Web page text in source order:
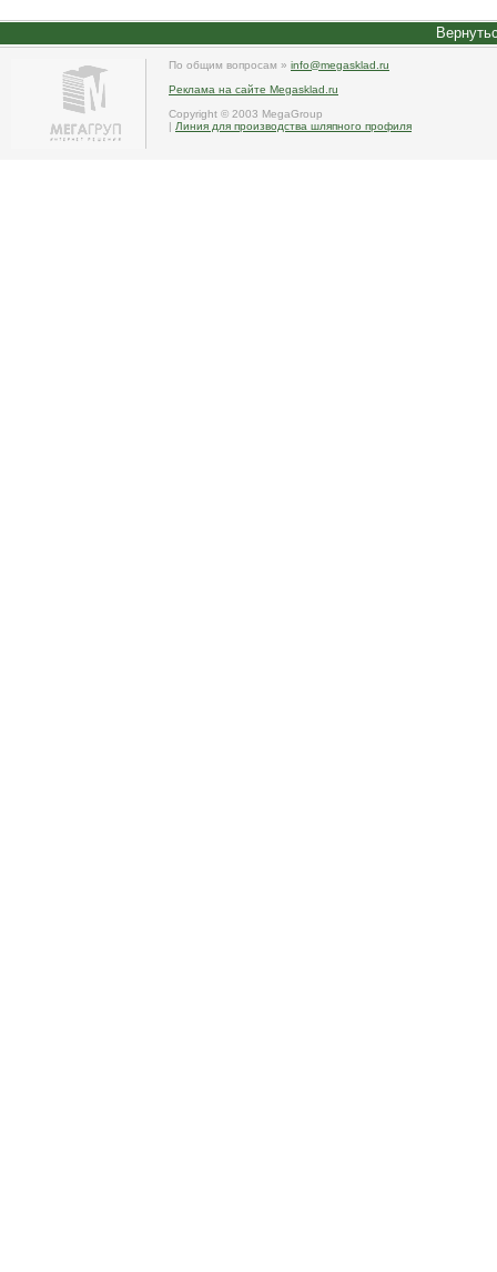
По общим вопросам » info@megasklad.ru
Реклама на сайте Megasklad.ru
Copyright © 2003 MegaGroup
| Линия для производства шляпного профиля